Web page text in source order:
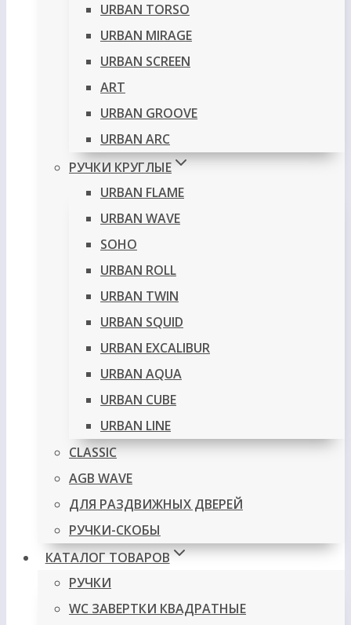
URBAN TORSO
URBAN MIRAGE
URBAN SCREEN
ART
URBAN GROOVE
URBAN ARC
РУЧКИ КРУГЛЫЕ
URBAN FLAME
URBAN WAVE
SOHO
URBAN ROLL
URBAN TWIN
URBAN SQUID
URBAN EXCALIBUR
URBAN AQUA
URBAN CUBE
URBAN LINE
CLASSIC
AGB WAVE
ДЛЯ РАЗДВИЖНЫХ ДВЕРЕЙ
РУЧКИ-СКОБЫ
КАТАЛОГ ТОВАРОВ
РУЧКИ
WC ЗАВЕРТКИ КВАДРАТНЫЕ